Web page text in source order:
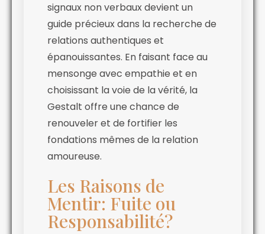
signaux non verbaux devient un
guide précieux dans la recherche de
relations authentiques et
épanouissantes. En faisant face au
mensonge avec empathie et en
choisissant la voie de la vérité, la
Gestalt offre une chance de
renouveler et de fortifier les
fondations mêmes de la relation
amoureuse.
Les Raisons de
Mentir: Fuite ou
Responsabilité?